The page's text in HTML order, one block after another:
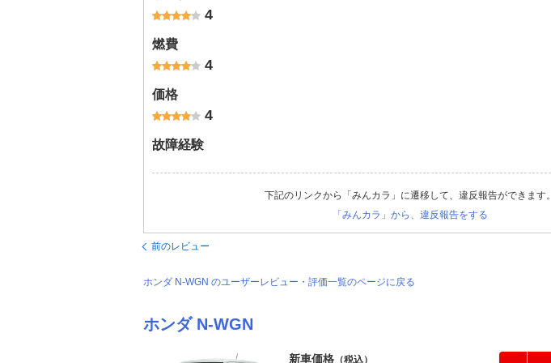
4
燃費
4
価格
4
故障経験
下記のリンクから「みんカラ」に遷移して、違反報告ができます。
「みんカラ」から、違反報告をする
前のレビュー
ホンダ N-WGN のユーザーレビュー・評価一覧のページに戻る
ホンダ N-WGN
新車価格 （税込）